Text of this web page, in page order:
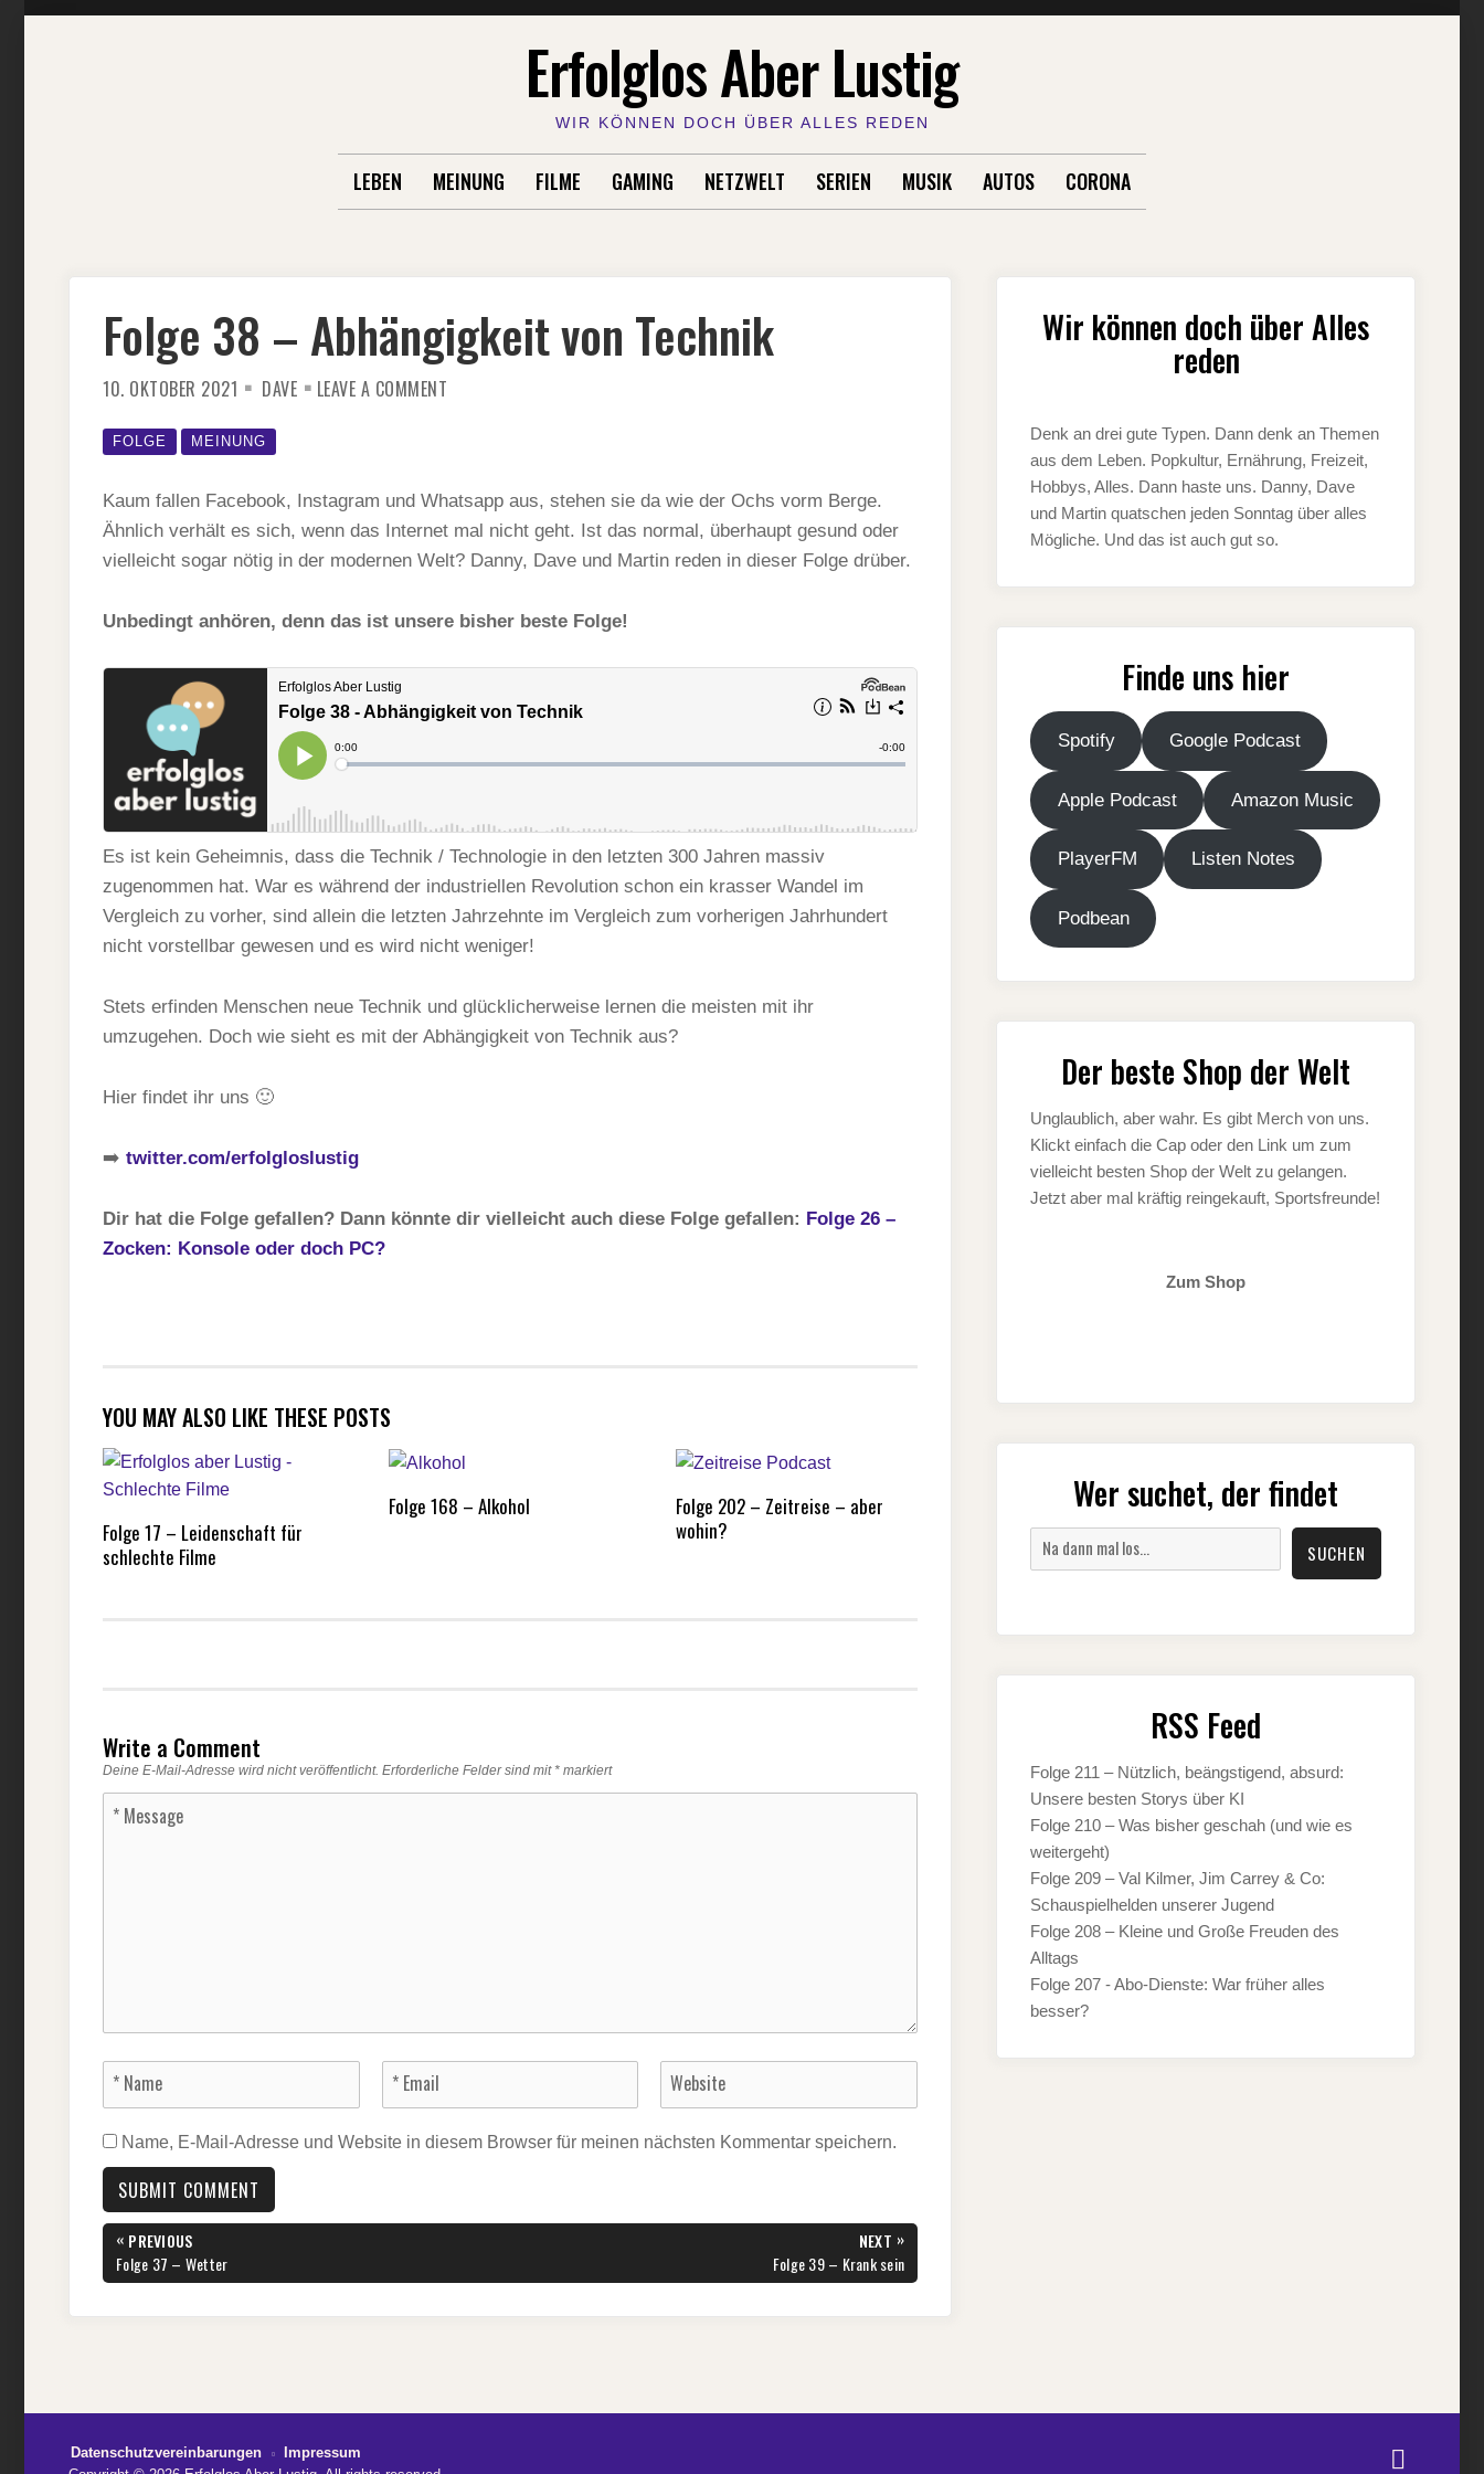
Erfolglos Aber Lustig
WIR KÖNNEN DOCH ÜBER ALLES REDEN
LEBEN MEINUNG FILME GAMING NETZWELT SERIEN MUSIK AUTOS CORONA
Folge 38 – Abhängigkeit von Technik
10. OKTOBER 2021 DAVE LEAVE A COMMENT
ON
FOLGE MEINUNG
Kaum fallen Facebook, Instagram und Whatsapp aus, stehen sie da wie der Ochs vorm Berge.
Ähnlich verhält es sich, wenn das Internet mal nicht geht. Ist das normal, überhaupt gesund oder
vielleicht sogar nötig in der modernen Welt? Danny, Dave und Martin reden in dieser Folge drüber.
Unbedingt anhören, denn das ist unsere bisher beste Folge!
Es ist kein Geheimnis, dass die Technik / Technologie in den letzten 300 Jahren massiv
zugenommen hat. War es während der industriellen Revolution schon ein krasser Wandel im
Vergleich zu vorher, sind allein die letzten Jahrzehnte im Vergleich zum vorherigen Jahrhundert
nicht vorstellbar gewesen und es wird nicht weniger!
Stets erfinden Menschen neue Technik und glücklicherweise lernen die meisten mit ihr
umzugehen. Doch wie sieht es mit der Abhängigkeit von Technik aus?
Hier findet ihr uns 🙂
➡️ twitter.com/erfolgloslustig
Dir hat die Folge gefallen? Dann könnte dir vielleicht auch diese Folge gefallen: Folge 26 –
Zocken: Konsole oder doch PC?
YOU MAY ALSO LIKE THESE POSTS
Folge 17 – Leidenschaft für
schlechte Filme
Folge 168 – Alkohol
Folge 202 – Zeitreise – aber
wohin?
Write a Comment
Deine E-Mail-Adresse wird nicht veröffentlicht. Erforderliche Felder sind mit * markiert
Name, E-Mail-Adresse und Website in diesem Browser für meinen nächsten Kommentar speichern.
Beitragsnavigation
« PREVIOUS
PREVIOUS
POST:
Folge 37 – Wetter
NEXT »
NEXT
POST:
Folge 39 – Krank sein
Wir können doch über Alles
reden
Denk an drei gute Typen. Dann denk an Themen
aus dem Leben. Popkultur, Ernährung, Freizeit,
Hobbys, Alles. Dann haste uns. Danny, Dave
und Martin quatschen jeden Sonntag über alles
Mögliche. Und das ist auch gut so.
Finde uns hier
Spotify Google Podcast
Apple Podcast Amazon Music
PlayerFM Listen Notes
Podbean
Der beste Shop der Welt
Unglaublich, aber wahr. Es gibt Merch von uns.
Klickt einfach die Cap oder den Link um zum
vielleicht besten Shop der Welt zu gelangen.
Jetzt aber mal kräftig reingekauft, Sportsfreunde!
Zum Shop
Wer suchet, der findet
Suchen
SUCHEN
RSS Feed
Folge 211 – Nützlich, beängstigend, absurd:
Unsere besten Storys über KI
Folge 210 – Was bisher geschah (und wie es
weitergeht)
Folge 209 – Val Kilmer, Jim Carrey & Co:
Schauspielhelden unserer Jugend
Folge 208 – Kleine und Große Freuden des
Alltags
Folge 207 - Abo-Dienste: War früher alles
besser?
Datenschutzvereinbarungen
Impressum
Twitter